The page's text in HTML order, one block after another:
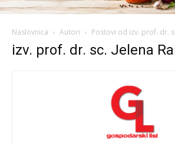
Naslovnica Autori Postovi od izv. prof. dr.
izv. prof. dr. sc. Jelena